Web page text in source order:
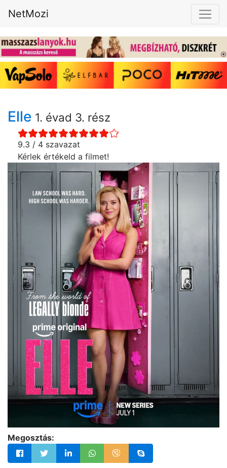
NetMozi
Elle 1. évad 3. rész
9.3 / 4 szavazat
Kérlek értékeld a filmet!
Megosztás: